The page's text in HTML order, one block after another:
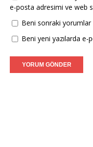
e-posta adresimi ve web
Beni sonraki
Beni yeni yazılarda e-